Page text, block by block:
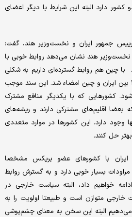
دارد البته این شرایط با دیگر اعضای
رییس جمهور ایران و نخست‌وزیر هند، گفت:
هند نشان می‌دهد روابط خوبی با
چین هم روابط گسترده‌ای داریم به شکلی
که سند ۲۵ ساله در سال ۲۰۲۱ بین ایران و چین امضاء شد. این سند موجب
کشورهایی که با یکدیگر منافع مشترک
بعضا اقلیم‌های مشترکی دارند و ریشه‌های
وجود دارد. این کشورها در موارد متعددی
حل کنند.
ایران با کشورهای عضو بریکس مشخصا
بسیار خوبی دارد و به گسترش روابط
خواهیم داد، البته سیاست خارجی در
خارجی متوازن است و طبیعتا اولویت را به
البته این سخن به معنای چشم‌پوشی